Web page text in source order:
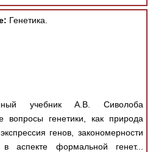
Генетика.
учебник А.В. Сиволоба
вопросы генетики, как природа
генов, закономерности
аспекте формальной генет...